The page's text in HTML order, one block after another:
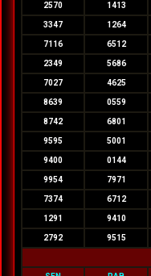
2570 1413
3347 1264
7116 6512
2349 5686
7027 4625
8639 0559
8742 6801
9595 5001
9400 0144
9954 7971
7374 6712
1291 9410
2792 9515